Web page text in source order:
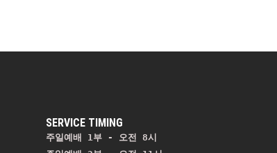
SERVICE TIMING
주일예배 1부 - 오전 8시